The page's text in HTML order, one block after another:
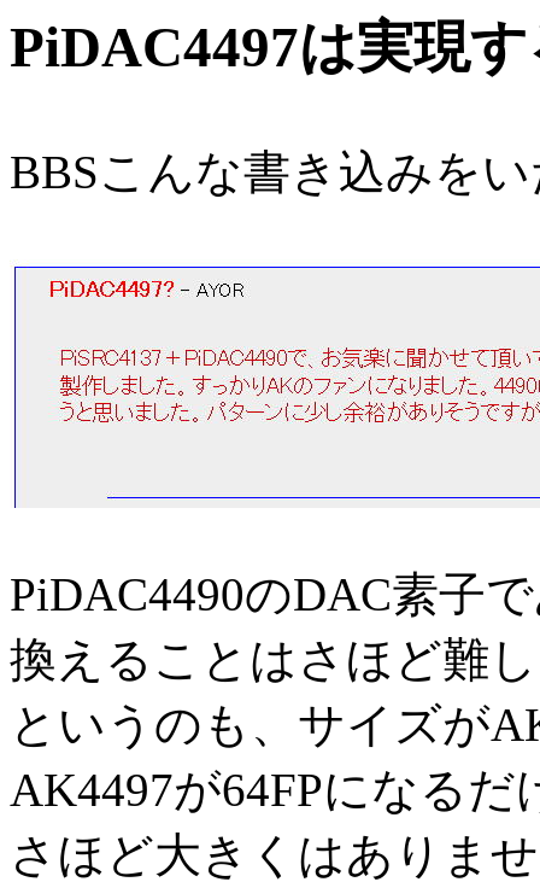
PiDAC4497は実現
BBSこんな書き込みを
PiDAC4490のDAC素子
換えることはさほど難
というのも、サイズが
AK4497が64FPになる
さほど大きくはありま